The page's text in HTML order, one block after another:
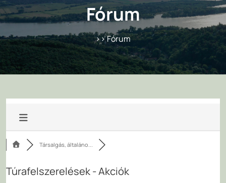
Fórum
>> Fórum
Társalgás, általáno...
Túrafelszerelések - Akciók